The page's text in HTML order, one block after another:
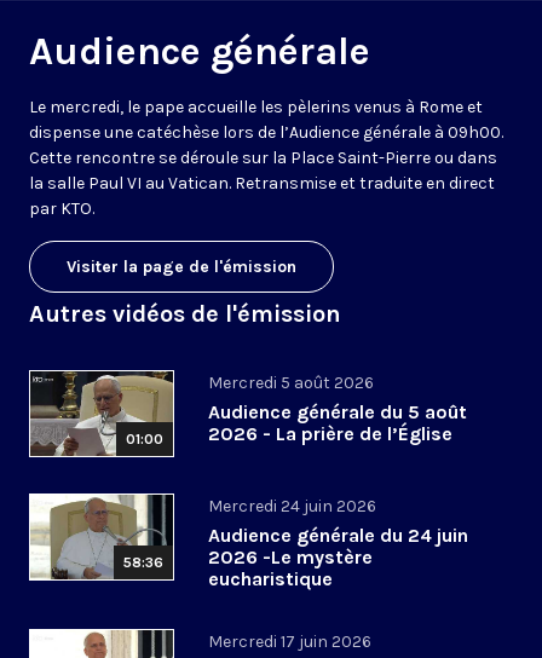
Audience générale
Le mercredi, le pape accueille les pèlerins venus à Rome et
dispense une catéchèse lors de l’Audience générale à 09h00.
Cette rencontre se déroule sur la Place Saint-Pierre ou dans
la salle Paul VI au Vatican. Retransmise et traduite en direct
par KTO.
Visiter la page de l'émission
Autres vidéos de l'émission
01:00
Mercredi 5 août 2026
Audience générale du 5 août
2026 - La prière de l’Église
58:36
Mercredi 24 juin 2026
Audience générale du 24 juin
2026 -Le mystère
eucharistique
Mercredi 17 juin 2026